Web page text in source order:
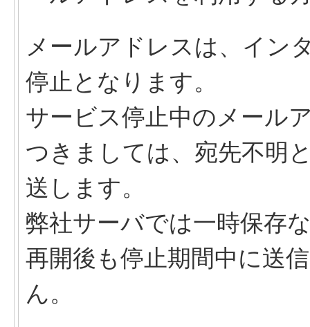
メールアドレスは、イン
停止となります。
サービス停止中のメール
つきましては、宛先不明
送します。
弊社サーバでは一時保存
再開後も停止期間中に送
ん。